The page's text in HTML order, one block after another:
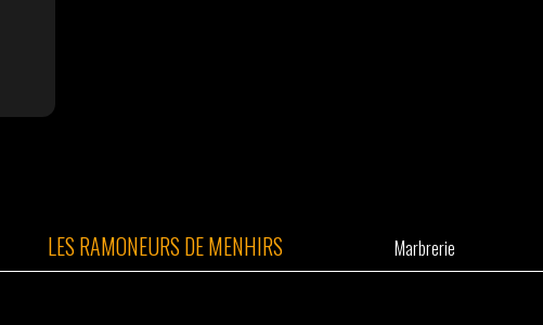
LES RAMONEURS DE MENHIRS Marbrerie